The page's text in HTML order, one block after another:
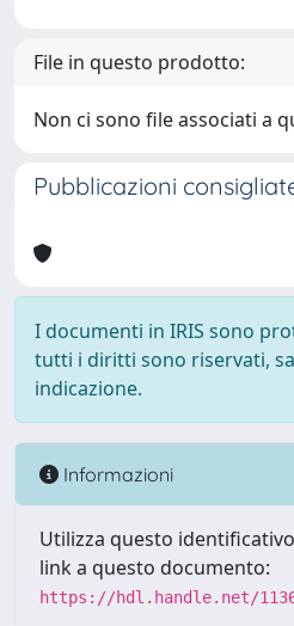
File in questo prodotto:
Non ci sono file associati a
Pubblicazioni
I documenti in IRIS sono
tutti i diritti sono riservati,
indicazione.
Informazioni
Utilizza questo
link a questo documento:
https://hdl.handle.net/